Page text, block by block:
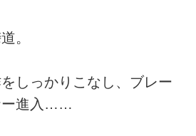
。
しっかりこなし、ブレー
ー進入……